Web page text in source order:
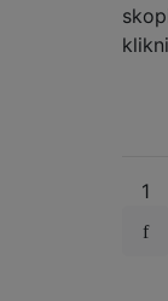
1